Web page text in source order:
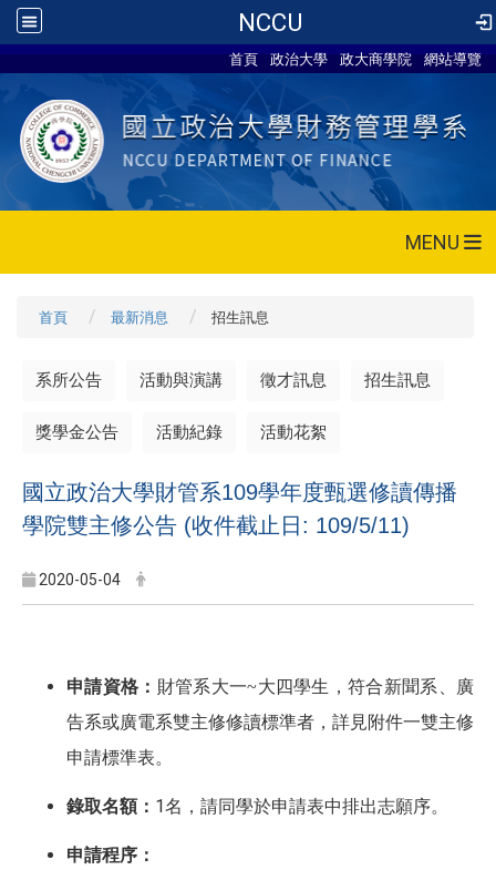
NCCU
首頁 政治大學 政大商學院 網站導覽
MENU
首頁 最新消息 招生訊息
系所公告 活動與演講 徵才訊息 招生訊息
獎學金公告 活動紀錄 活動花絮
國立政治大學財管系109學年度甄選修讀傳播
學院雙主修公告 (收件截止日: 109/5/11)
2020-05-04
申請資格： 財管系大一~大四學生，符合新聞系、廣
告系或廣電系雙主修修讀標準者，詳見附件一雙主修
申請標準表。
錄取名額： 1名，請同學於申請表中排出志願序。
申請程序：